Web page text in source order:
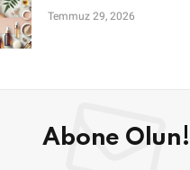
Temmuz 29, 2026
Abone Olun!